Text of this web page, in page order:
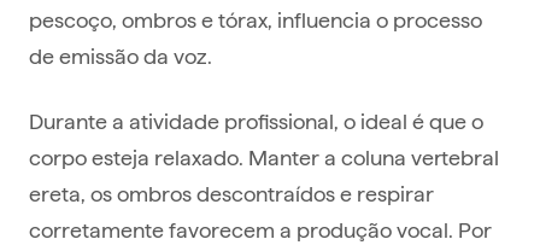
pescoço, ombros e tórax, influencia o processo
de emissão da voz.
Durante a atividade profissional, o ideal é que o
corpo esteja relaxado. Manter a coluna vertebral
ereta, os ombros descontraídos e respirar
corretamente favorecem a produção vocal. Por